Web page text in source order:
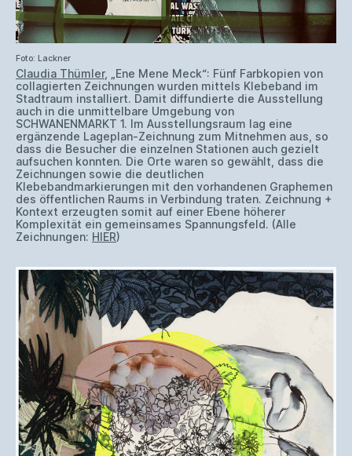
Foto: Lackner
Claudia Thümler, „Ene Mene Meck“: Fünf Farbkopien von
collagierten Zeichnungen wurden mittels Klebeband im
Stadtraum installiert. Damit diffundierte die Ausstellung
auch in die unmittelbare Umgebung von
SCHWANENMARKT 1. Im Ausstellungsraum lag eine
ergänzende Lageplan-Zeichnung zum Mitnehmen aus, so
dass die Besucher die einzelnen Stationen auch gezielt
aufsuchen konnten. Die Orte waren so gewählt, dass die
Zeichnungen sowie die deutlichen
Klebebandmarkierungen mit den vorhandenen Graphemen
des öffentlichen Raums in Verbindung traten. Zeichnung +
Kontext erzeugten somit auf einer Ebene höherer
Komplexität ein gemeinsames Spannungsfeld. (Alle
Zeichnungen: HIER)